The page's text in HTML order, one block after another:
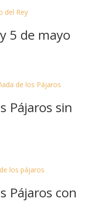
5 de mayo
Pájaros sin
Pájaros con